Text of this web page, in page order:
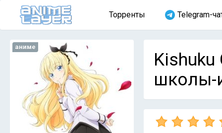
Торренты Telegram-
аниме
школы-